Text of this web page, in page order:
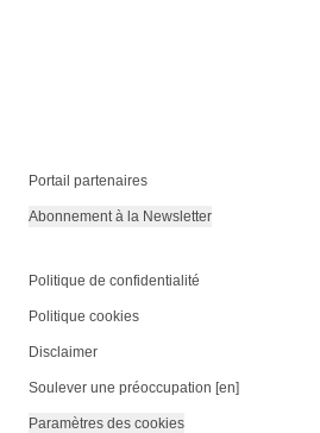
Portail partenaires
Abonnement à la Newsletter
Politique de confidentialité
Politique cookies
Disclaimer
Soulever une préoccupation [en]
Paramètres des cookies